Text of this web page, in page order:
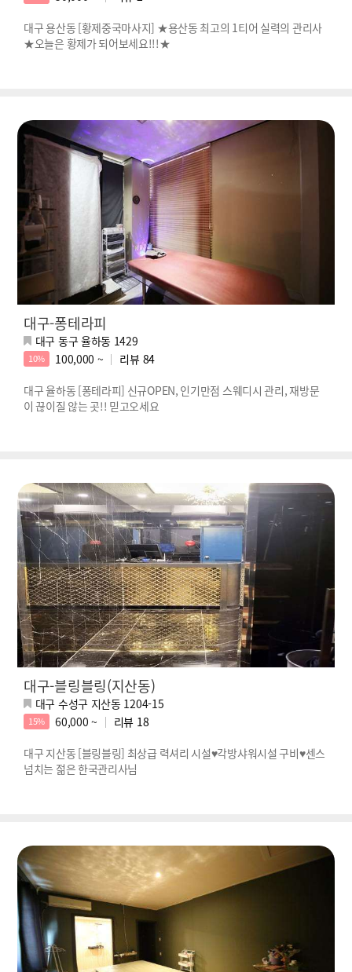
대구 용산동 [황제중국마사지] ★용산동 최고의 1티어 실력의 관리사
★오늘은 황제가 되어보세요!!!★
대구-퐁테라피
대구 동구 율하동 1429
10% 100,000 ~ 리뷰 84
대구 율하동 [퐁테라피] 신규OPEN, 인기만점 스웨디시 관리, 재방문
이 끊이질 않는 곳!! 믿고오세요
대구-블링블링(지산동)
대구 수성구 지산동 1204-15
15% 60,000 ~ 리뷰 18
대구 지산동 [블링블링] 최상급 력셔리 시설♥각방샤워시설 구비♥센스
넘치는 젊은 한국관리사님